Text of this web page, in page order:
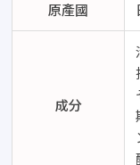
原產國
成分